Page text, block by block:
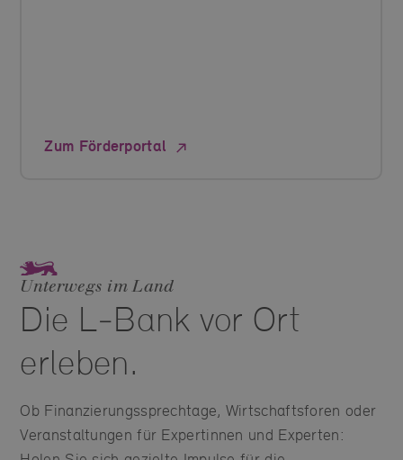
Zum Förderportal
Unterwegs im Land
Die L‑Bank vor Ort
erleben.
Ob Finanzierungssprechtage, Wirtschaftsforen oder
Veranstaltungen für Expertinnen und Experten: